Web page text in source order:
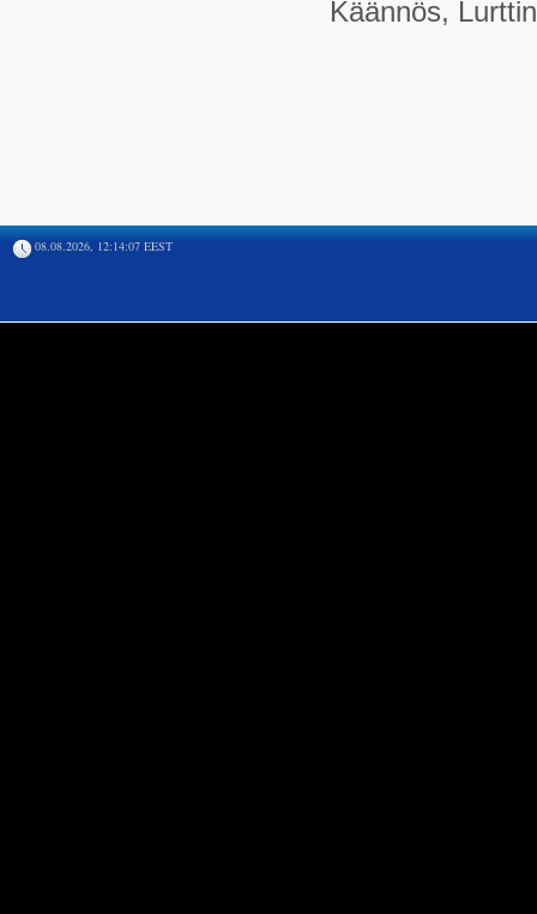
Käännös,
08.08.2026, 12:14:07 EEST